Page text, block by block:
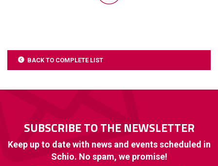
BACK TO COMPLETE LIST
SUBSCRIBE TO THE NEWSLETTER
Keep up to date with news and events scheduled in
Schio. No spam, we promise!